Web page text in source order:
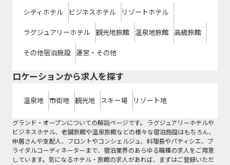
シティホテル ビジネスホテル リゾートホテル
ラグジュアリーホテル 観光地旅館 温泉地旅館 高級旅館
その他宿泊施設 運営・その他
ロケーションから求人を探す
温泉地 市街地 観光地 スキー場 リゾート地
グランド・オープンについての解説ページです。 ラグジュアリーホテルや
ビジネスホテル、老舗旅館や温泉旅館などの様々な宿泊施設はもちろん、
仲居さんや支配人、フロントやコンシェルジュ、料理長やパティシエ、ブ
ライダルコーディネーターまで、宿泊業界のあらゆる職種の求人をご用意
しています。気になるホテル・旅館の求人があれば、まずはご登録いただ